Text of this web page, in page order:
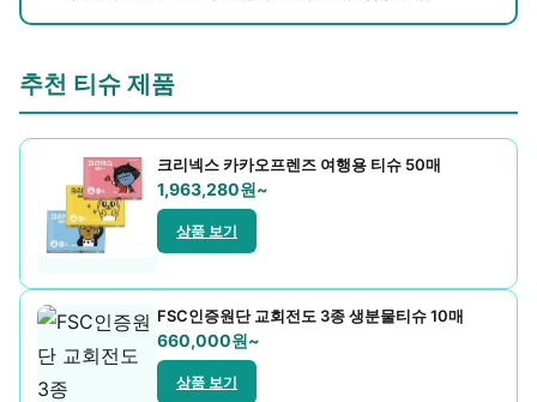
시계/고급시계
업소용품
우산/우의
자동차용품
주방기구
추천 티슈 제품
크리넥스 카카오프렌즈 여행용 티슈 50매
1,963,280원~
상품 보기
FSC인증원단 교회전도 3종 생분물티슈 10매
660,000원~
상품 보기